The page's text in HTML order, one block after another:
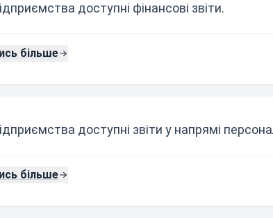
доступні фінансові звіти.
більше
доступні звіти у напрямі
більше